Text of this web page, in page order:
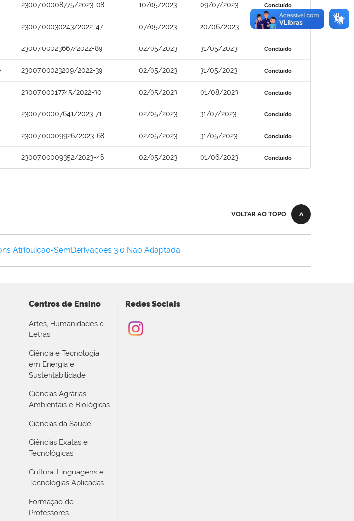
23007.00008775/2023-08 10/05/2023 09/07/2023 Concluído
23007.00030243/2022-47 07/05/2023 20/06/2023 Concluído
23007.00023667/2022-89 02/05/2023 31/05/2023 Concluído
23007.00023209/2022-39 02/05/2023 31/05/2023 Concluído
23007.00017745/2022-30 02/05/2023 01/08/2023 Concluído
23007.00007641/2023-71 02/05/2023 31/07/2023 Concluído
23007.00009926/2023-68 02/05/2023 31/05/2023 Concluído
23007.00009352/2023-46 02/05/2023 01/06/2023 Concluído
VOLTAR AO TOPO
Atribuição-SemDerivações 3.0 Não Adaptada.
Centros de Ensino
Artes, Humanidades e
Letras
Ciência e Tecnologia
em Energia e
Sustentabilidade
Ciências Agrárias,
Ambientais e Biológicas
Ciências da Saúde
Ciências Exatas e
Tecnológicas
Cultura, Linguagens e
Tecnologias Aplicadas
Formação de
Professores
Redes Sociais